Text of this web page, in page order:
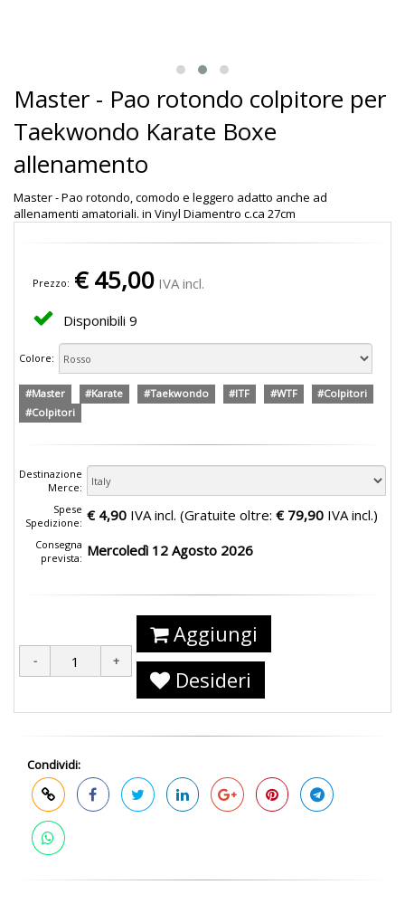
Master - Pao rotondo colpitore per
Taekwondo Karate Boxe
allenamento
Master - Pao rotondo, comodo e leggero adatto anche ad
allenamenti amatoriali. in Vinyl Diamentro c.ca 27cm
Prezzo: €45,00 IVA incl.
Disponibili 9
Colore:
#Master #Karate #Taekwondo #ITF #WTF
#Colpitori
#Colpitori
Destinazione
Merce:
Spese
Spedizione: € 4,90 IVA incl. (Gratuite oltre: € 79,90 IVA incl.)
Consegna
prevista: Mercoledì 12 Agosto 2026
Aggiungi
Desideri
Condividi: